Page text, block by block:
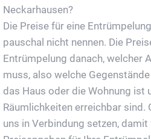
Neckarhausen?
Die Preise für eine
pauschal nicht nennen. Die
Entrümpelung danach, welcher
muss, also welche
das Haus oder die Wohnung ist
Räumlichkeiten erreichbar sind.
uns in Verbindung setzen,